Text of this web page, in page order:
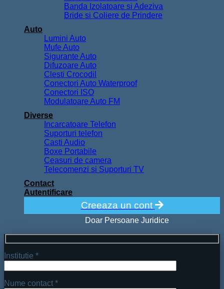
Banda Izolatoare si Adeziva
Bride si Coliere de Prindere
Auto
Lumini Auto
Mufe Auto
Sigurante Auto
Difuzoare Auto
Clesti Crocodil
Conectori Auto Waterproof
Conectori ISO
Modulatoare Auto FM
Diverse
Incarcatoare Telefon
Suporturi telefon
Casti Audio
Boxe Portabile
Ceasuri de camera
Telecomenzi si Suporturi TV
Contact
Autentificare
Creeaza un cont
Doar Persoane Juridice
Institutie *
Nume contact *